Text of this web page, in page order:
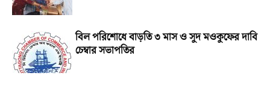
বিল পরিশোধে বাড়তি ৩ মাস ও সুদ মওকুফের দাবি
চেম্বার সভাপতির